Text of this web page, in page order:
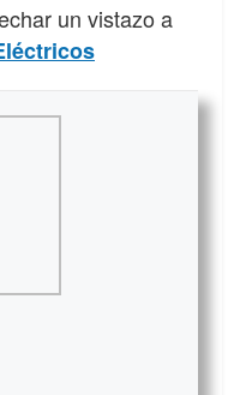
un vistazo a